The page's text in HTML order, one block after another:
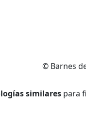
© Barnes
similares para